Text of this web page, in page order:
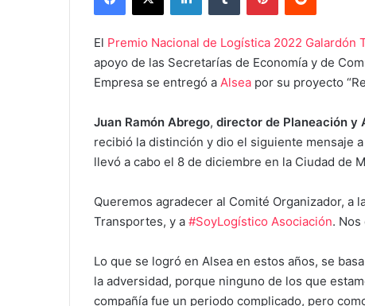
El Premio Nacional de Logística 2022 Galardón
apoyo de las Secretarías de Economía y de
Empresa se entregó a Alsea por su proyecto
Juan Ramón Abrego, director de Planeación y
recibió la distinción y dio el siguiente mensaje
llevó a cabo el 8 de diciembre en la Ciudad de
Queremos agradecer al Comité Organizador, a
Transportes, y a #SoyLogístico Asociación.
Lo que se logró en Alsea en estos años, se
la adversidad, porque ninguno de los que
compañía fue un periodo complicado, pero